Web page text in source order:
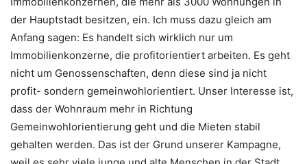
der Hauptstadt besitzen, ein. Ich muss dazu gleich am
Anfang sagen: Es handelt sich wirklich nur um
Immobilienkonzerne, die profitorientiert arbeiten. Es geht
nicht um Genossenschaften, denn diese sind ja nicht
profit- sondern gemeinwohlorientiert. Unser Interesse ist,
dass der Wohnraum mehr in Richtung
Gemeinwohlorientierung geht und die Mieten stabil
gehalten werden. Das ist der Grund unserer Kampagne,